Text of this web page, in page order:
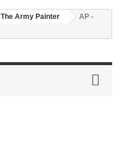
The Army Painter
AP -